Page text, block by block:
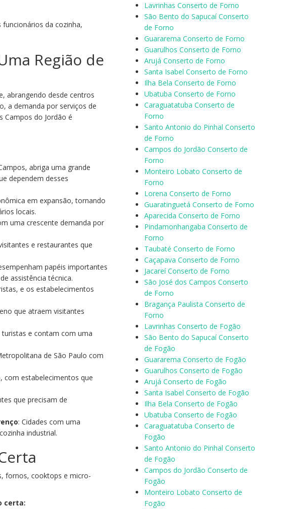
da cozinha,
Região de
abrangendo desde centros
a demanda por serviços de
Campos do Jordão é
abriga uma grande
dependem desses
em expansão, tornando
locais.
uma crescente demanda por
e restaurantes que
papéis importantes
assistência técnica.
e os estabelecimentos
que atraem visitantes
e contam com uma
de São Paulo com
com estabelecimentos que
que precisam de
: Cidades com uma
industrial.
fornos, cooktops e micro-
certa:
Lavrinhas Conserto de Forno
São Bento do Sapucaí Conserto
de Forno
Guararema Conserto de Forno
Guarulhos Conserto de Forno
Arujá Conserto de Forno
Santa Isabel Conserto de Forno
Ilha Bela Conserto de Forno
Ubatuba Conserto de Forno
Caraguatatuba Conserto de
Forno
Santo Antonio do Pinhal Conserto
de Forno
Campos do Jordão Conserto de
Forno
Monteiro Lobato Conserto de
Forno
Lorena Conserto de Forno
Guaratinguetá Conserto de Forno
Aparecida Conserto de Forno
Pindamonhangaba Conserto de
Forno
Taubaté Conserto de Forno
Caçapava Conserto de Forno
Jacareí Conserto de Forno
São José dos Campos Conserto
de Forno
Bragança Paulista Conserto de
Forno
Lavrinhas Conserto de Fogão
São Bento do Sapucaí Conserto
de Fogão
Guararema Conserto de Fogão
Guarulhos Conserto de Fogão
Arujá Conserto de Fogão
Santa Isabel Conserto de Fogão
Ilha Bela Conserto de Fogão
Ubatuba Conserto de Fogão
Caraguatatuba Conserto de
Fogão
Santo Antonio do Pinhal Conserto
de Fogão
Campos do Jordão Conserto de
Fogão
Monteiro Lobato Conserto de
Fogão